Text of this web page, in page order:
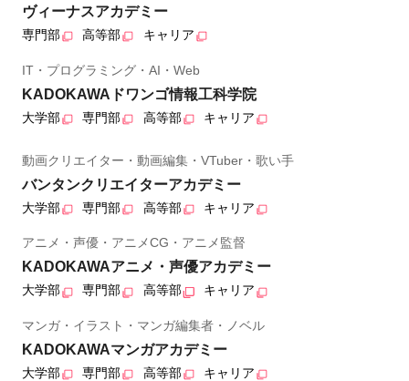
ヴィーナスアカデミー
専門部 高等部 キャリア
IT・プログラミング・AI・Web
KADOKAWAドワンゴ情報工科学院
大学部 専門部 高等部 キャリア
動画クリエイター・動画編集・VTuber・歌い手
バンタンクリエイターアカデミー
大学部 専門部 高等部 キャリア
アニメ・声優・アニメCG・アニメ監督
KADOKAWAアニメ・声優アカデミー
大学部 専門部 高等部 キャリア
マンガ・イラスト・マンガ編集者・ノベル
KADOKAWAマンガアカデミー
大学部 専門部 高等部 キャリア